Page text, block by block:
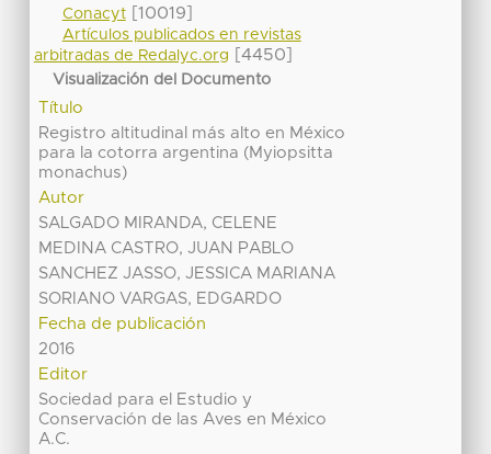
Conacyt[10019]
Artículos publicados en revistas
arbitradas de Redalyc.org
[4450]
Visualización del Documento
Título
Registro altitudinal más alto en México
para la cotorra argentina (Myiopsitta
monachus)
Autor
SALGADO MIRANDA, CELENE
MEDINA CASTRO, JUAN PABLO
SANCHEZ JASSO, JESSICA MARIANA
SORIANO VARGAS, EDGARDO
Fecha de publicación
2016
Editor
Sociedad para el Estudio y
Conservación de las Aves en México
A.C.